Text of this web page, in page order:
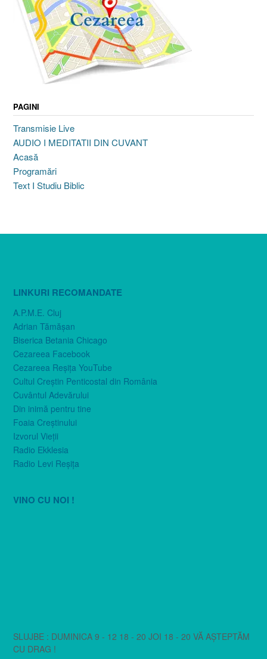
PAGINI
Transmisie Live
AUDIO I MEDITATII DIN CUVANT
Acasă
Programări
Text I Studiu Biblic
LINKURI RECOMANDATE
A.P.M.E. Cluj
Adrian Tămăşan
Biserica Betania Chicago
Cezareea Facebook
Cezareea Reşiţa YouTube
Cultul Creştin Penticostal din România
Cuvântul Adevărului
Din inimă pentru tine
Foaia Creştinului
Izvorul Vieţii
Radio Ekklesia
Radio Levi Reşiţa
VINO CU NOI !
SLUJBE : DUMINICA 9 - 12 18 - 20 JOI 18 - 20 VĂ AȘTEPTĂM
CU DRAG !